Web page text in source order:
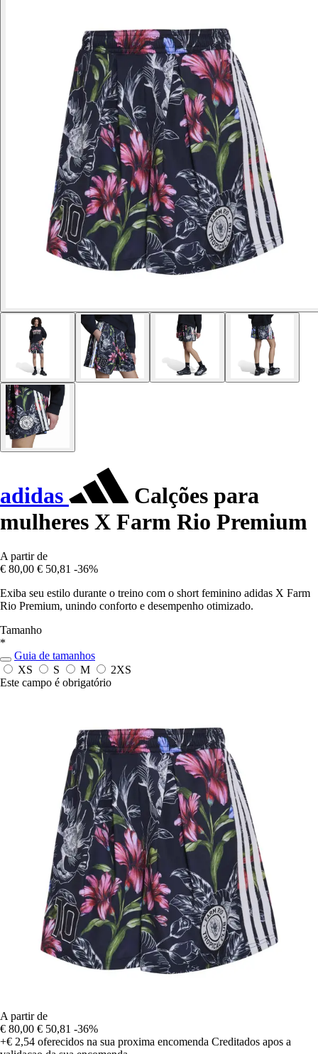
adidas
Calções para
mulheres X Farm Rio Premium
A partir de
€ 80,00 € 50,81 -36%
Exiba seu estilo durante o treino com o short feminino adidas X Farm
Rio Premium, unindo conforto e desempenho otimizado.
Tamanho
*
Guia de tamanhos
XS
S M
2XS
Este campo é obrigatório
A partir de
€ 80,00 € 50,81 -36%
+€ 2,54 oferecidos na sua proxima encomenda Creditados apos a